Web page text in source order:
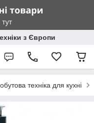
з Європи
техніка для кухні